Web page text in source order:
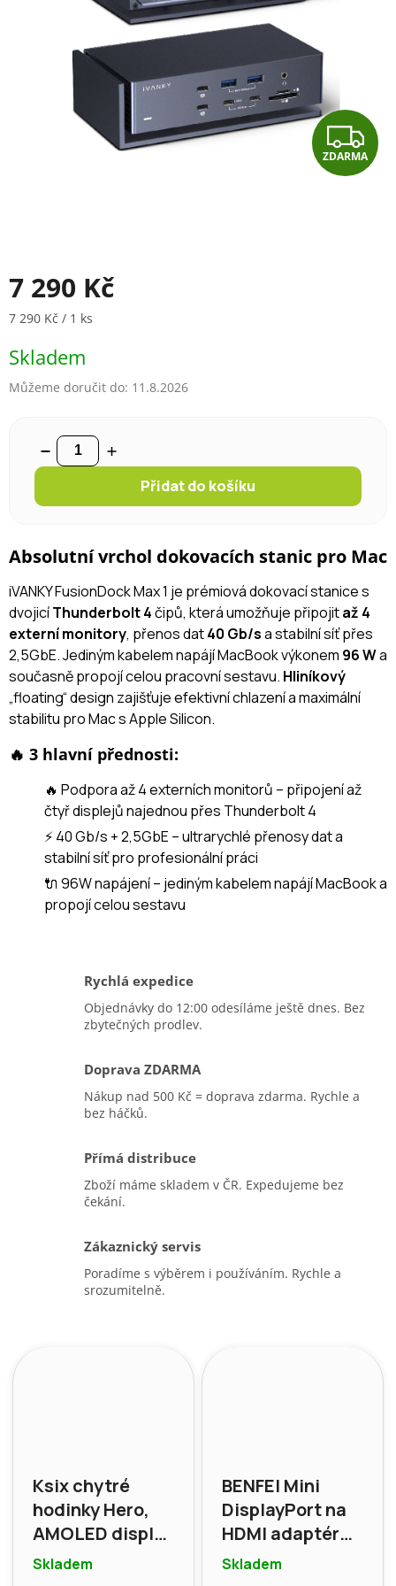
Z
D
ZDARMA
7 290 Kč
Měrná cena:
7 290 Kč / 1 ks
Skladem
Můžeme doručit do: 11.8.2026
Přidat do košíku
Absolutní vrchol dokovacích stanic pro Mac
iVANKY FusionDock Max 1 je prémiová dokovací stanice s
dvojicíThunderbolt 4čipů, která umožňuje připojitaž 4
externí monitory, přenos dat40 Gb/sa stabilní síť přes
2,5GbE. Jediným kabelem napájí MacBook výkonem 96 Wa
současně propojí celou pracovní sestavu. Hliníkový
„floating“ design zajišťuje efektivní chlazení a maximální
stabilitu pro Mac s Apple Silicon.
🔥 3 hlavní přednosti:
🔥 Podpora až 4 externích monitorů – připojení až
čtyř displejů najednou přes Thunderbolt 4
⚡ 40 Gb/s + 2,5GbE – ultrarychlé přenosy dat a
stabilní síť pro profesionální práci
🔌 96W napájení – jediným kabelem napájí MacBook a
propojí celou sestavu
Rychlá expedice
Objednávky do 12:00 odesíláme ještě dnes. Bez
zbytečných prodlev.
Doprava ZDARMA
Nákup nad 500 Kč = doprava zdarma. Rychle a
bez háčků.
Přímá distribuce
Zboží máme skladem v ČR. Expedujeme bez
čekání.
Zákaznický servis
Poradíme s výběrem i používáním. Rychle a
srozumitelně.
Ksix chytré
hodinky Hero,
AMOLED displej
1,95"
Skladem
BENFEI Mini
DisplayPort na
HDMI adaptér
(šedý)
Skladem